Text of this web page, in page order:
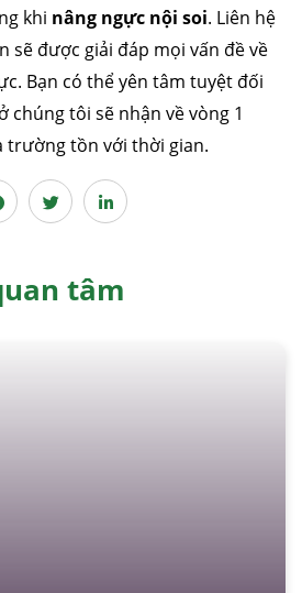
khi nâng ngực nội soi. Liên hệ
sẽ được giải đáp mọi vấn đề về
Bạn có thể yên tâm tuyệt đối
chúng tôi sẽ nhận về vòng 1
trường tồn với thời gian.
tâm